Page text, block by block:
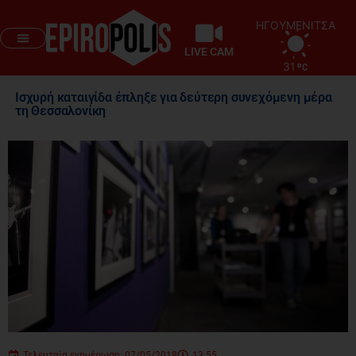
LIVE CAM
ΗΓΟΥΜΕΝΙΤΣΑ
31
Ισχυρή καταιγίδα έπληξε για δεύτερη συνεχόμενη μέρα
τη Θεσσαλονίκη